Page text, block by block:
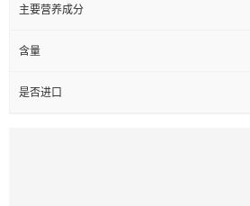
主要营养成分
含量
是否进口